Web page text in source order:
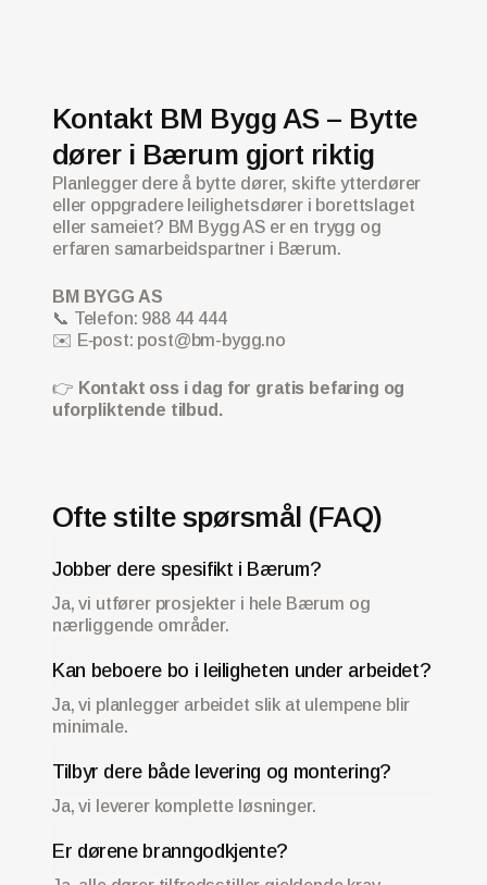
Kontakt BM Bygg AS – Bytte
dører i Bærum gjort riktig
Planlegger dere å bytte dører, skifte ytterdører
eller oppgradere leilighetsdører i borettslaget
eller sameiet? BM Bygg AS er en trygg og
erfaren samarbeidspartner i Bærum.
BM BYGG AS
📞 Telefon: 988 44 444
✉️ E‑post: post@bm-bygg.no
👉 Kontakt oss i dag for gratis befaring og
uforpliktende tilbud.
Ofte stilte spørsmål (FAQ)
Jobber dere spesifikt i Bærum?
Ja, vi utfører prosjekter i hele Bærum og
nærliggende områder.
Kan beboere bo i leiligheten under arbeidet?
Ja, vi planlegger arbeidet slik at ulempene blir
minimale.
Tilbyr dere både levering og montering?
Ja, vi leverer komplette løsninger.
Er dørene branngodkjente?